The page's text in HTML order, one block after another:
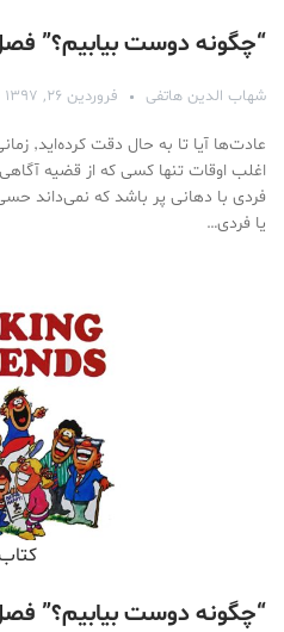
“چگونه دوست بیابیم؟”
شهاب الدین هاتفی فروردین ۲۶, ۱۳۹۷
فردی با دهانی پر باشد که نمی‌داند
یا فردی…
“چگونه دوست بیابیم؟”